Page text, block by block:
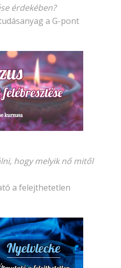
érdekében?
a G-pont
hogy melyik nő mitől
a felejthetetlen